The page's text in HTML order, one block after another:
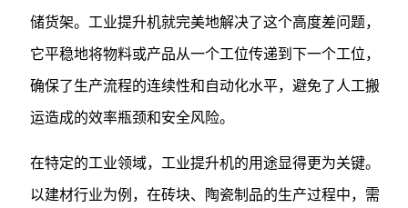
储货架。工业提升机就完美地解决了这个高度差问题，
它平稳地将物料或产品从一个工位传递到下一个工位，
确保了生产流程的连续性和自动化水平，避免了人工搬
运造成的效率瓶颈和安全风险。
在特定的工业领域，工业提升机的用途显得更为关键。
以建材行业为例，在砖块、陶瓷制品的生产过程中，需